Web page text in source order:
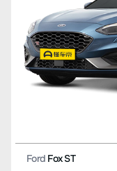
Ford Fox ST